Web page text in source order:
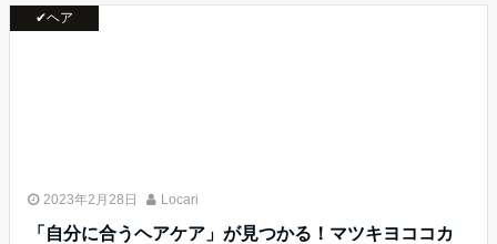
✔ヘア
2023年2月28日 Locari
「自分に合うヘアケア」が見つかる！マツキヨココカ